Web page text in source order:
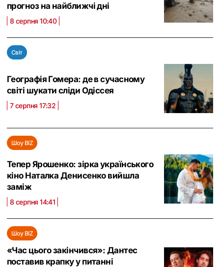
прогноз на найближчі дні
8 серпня 10:40
Світ
Географія Гомера: де в сучасному
світі шукати сліди Одіссея
7 серпня 17:32
Шоу BIZ
Тепер Ярошенко: зірка українського
кіно Наталка Денисенко вийшла
заміж
8 серпня 14:41
Шоу BIZ
«Час цього закінчився»: Дантес
поставив крапку у питанні